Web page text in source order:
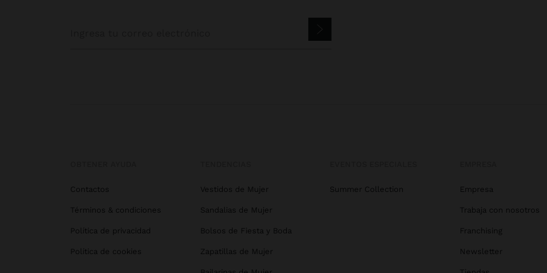
Contactos
Términos & condiciones
Política de privacidad
Política de cookies
Vestidos de Mujer
Sandalias de Mujer
Bolsos de Fiesta y Boda
Zapatillas de Mujer
Summer Collection Empresa
Trabaja con nosotros
Franchising
Newsletter